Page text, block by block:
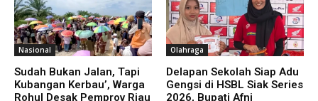
Nasional
Sudah Bukan Jalan, Tapi
Kubangan Kerbau’, Warga
Rohul Desak Pemprov Riau
Olahraga
Delapan Sekolah Siap Adu
Gengsi di HSBL Siak Series
2026, Bupati Afni